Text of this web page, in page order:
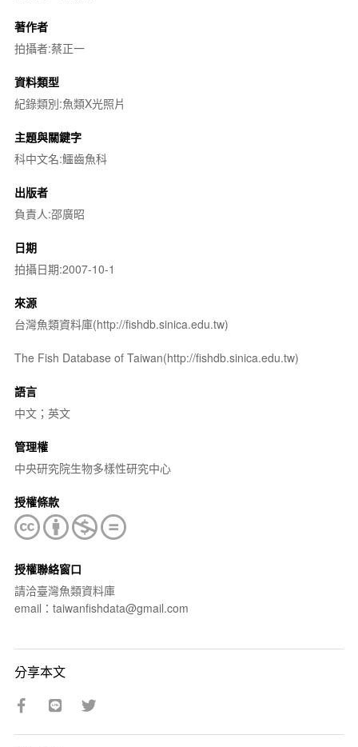
著作者
拍攝者:蔡正一
資料類型
紀錄類別:魚類X光照片
主題與關鍵字
科中文名:鱷齒魚科
出版者
負責人:邵廣昭
日期
拍攝日期:2007-10-1
來源
台灣魚類資料庫(http://fishdb.sinica.edu.tw)
The Fish Database of Taiwan(http://fishdb.sinica.edu.tw)
語言
中文；英文
管理權
中央研究院生物多樣性研究中心
授權條款
授權聯絡窗口
請洽臺灣魚類資料庫
email：taiwanfishdata@gmail.com
分享本文